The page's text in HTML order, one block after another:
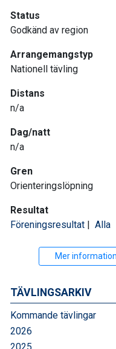
TÄVLINGSARKIV
Kommande tävlingar
2026
Status
Godkänd av region
Arrangemangstyp
Nationell tävling
Distans
n/a
Dag/natt
n/a
Gren
Orienteringslöpning
Resultat
Föreningsresultat
Alla
Mer